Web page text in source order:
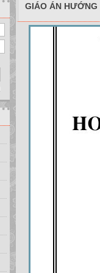
GIÁO ÁN HƯỚNG